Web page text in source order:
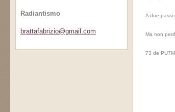
Radiantismo
brattafabrizio@gmail.com
A due passi
Ma non
73 de